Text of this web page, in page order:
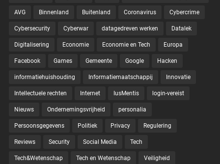
AVG Binnenland Buitenland Coronavirus Cybercrime
Cybersecurity Cyberwar datagedreven werken Datalek
Digitalisering Economie Economie en Tech Europa
Facebook Games Gemeente Google Hacken
informatiehuishouding Informatiemaatschappij Innovatie
Intellectuele rechten Internet IusMentis login-vereist
Nieuws Ondernemingsvrijheid personalia
Persoonsgegevens Politiek Privacy Regulering
Reviews Security Social Media Tech
Tech&Wetenschap Tech en Wetenschap Veiligheid